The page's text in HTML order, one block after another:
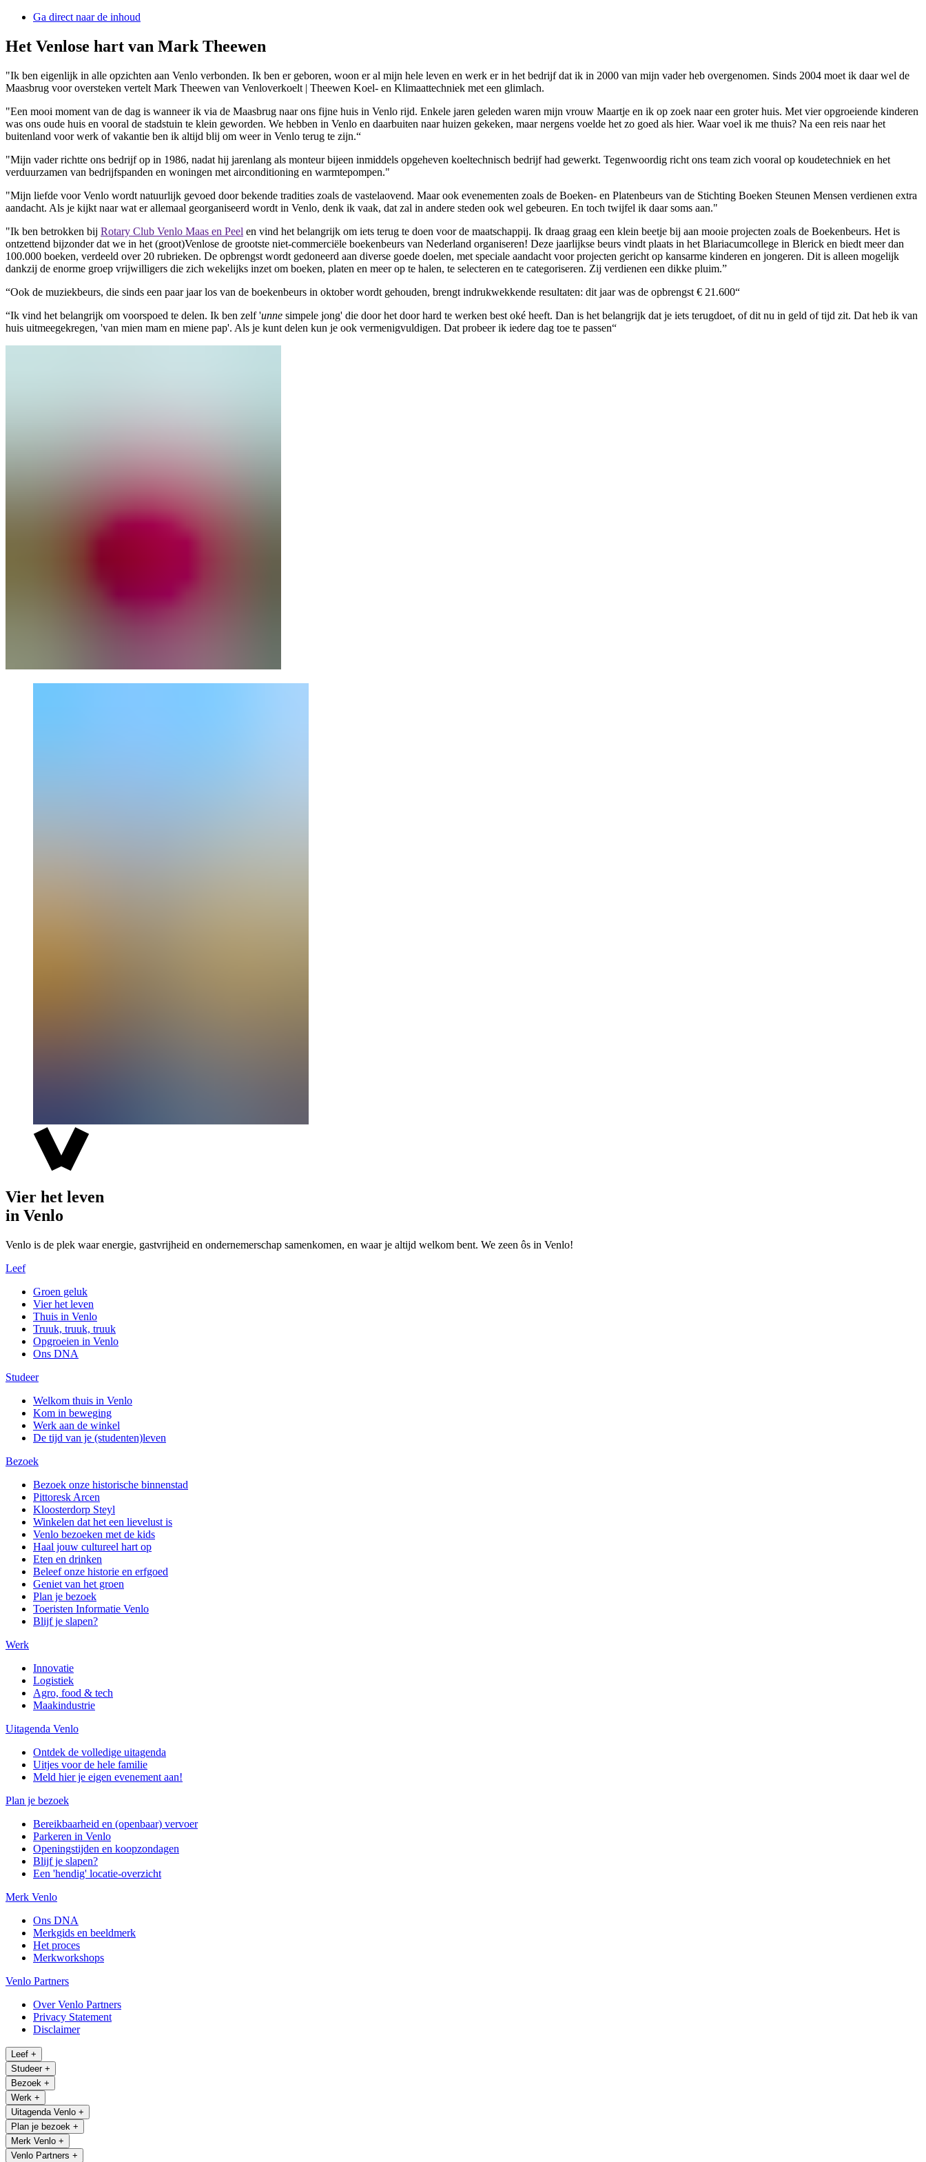
Ga direct naar de inhoud
Het Venlose hart van Mark Theewen
"Ik ben eigenlijk in alle opzichten aan Venlo verbonden. Ik ben er geboren, woon er al mijn hele leven en werk er in het bedrijf dat ik in 2000 van mijn vader heb overgenomen. Sinds 2004 moet ik daar wel de
Maasbrug voor oversteken vertelt Mark Theewen van Venloverkoelt | Theewen Koel- en Klimaattechniek met een glimlach.
"Een mooi moment van de dag is wanneer ik via de Maasbrug naar ons fijne huis in Venlo rijd. Enkele jaren geleden waren mijn vrouw Maartje en ik op zoek naar een groter huis. Met vier opgroeiende kinderen
was ons oude huis en vooral de stadstuin te klein geworden. We hebben in Venlo en daarbuiten naar huizen gekeken, maar nergens voelde het zo goed als hier. Waar voel ik me thuis? Na een reis naar het
buitenland voor werk of vakantie ben ik altijd blij om weer in Venlo terug te zijn.“
"Mijn vader richtte ons bedrijf op in 1986, nadat hij jarenlang als monteur bijeen inmiddels opgeheven koeltechnisch bedrijf had gewerkt. Tegenwoordig richt ons team zich vooral op koudetechniek en het
verduurzamen van bedrijfspanden en woningen met airconditioning en warmtepompen."
"Mijn liefde voor Venlo wordt natuurlijk gevoed door bekende tradities zoals de vastelaovend. Maar ook evenementen zoals de Boeken- en Platenbeurs van de Stichting Boeken Steunen Mensen verdienen extra
aandacht. Als je kijkt naar wat er allemaal georganiseerd wordt in Venlo, denk ik vaak, dat zal in andere steden ook wel gebeuren. En toch twijfel ik daar soms aan."
"Ik ben betrokken bij Rotary Club Venlo Maas en Peel en vind het belangrijk om iets terug te doen voor de maatschappij. Ik draag graag een klein beetje bij aan mooie projecten zoals de Boekenbeurs. Het is
ontzettend bijzonder dat we in het (groot)Venlose de grootste niet-commerciële boekenbeurs van Nederland organiseren! Deze jaarlijkse beurs vindt plaats in het Blariacumcollege in Blerick en biedt meer dan
100.000 boeken, verdeeld over 20 rubrieken. De opbrengst wordt gedoneerd aan diverse goede doelen, met speciale aandacht voor projecten gericht op kansarme kinderen en jongeren. Dit is alleen mogelijk
dankzij de enorme groep vrijwilligers die zich wekelijks inzet om boeken, platen en meer op te halen, te selecteren en te categoriseren. Zij verdienen een dikke pluim.”
“Ook de muziekbeurs, die sinds een paar jaar los van de boekenbeurs in oktober wordt gehouden, brengt indrukwekkende resultaten: dit jaar was de opbrengst € 21.600“
“Ik vind het belangrijk om voorspoed te delen. Ik ben zelf 'unne simpele jong' die door het door hard te werken best oké heeft. Dan is het belangrijk dat je iets terugdoet, of dit nu in geld of tijd zit. Dat heb ik van
huis uitmeegekregen, 'van mien mam en miene pap'. Als je kunt delen kun je ook vermenigvuldigen. Dat probeer ik iedere dag toe te passen“
Vier het leven
in Venlo
Venlo is de plek waar energie, gastvrijheid en ondernemerschap samenkomen, en waar je altijd welkom bent. We zeen ôs in Venlo!
Leef
Groen geluk
Vier het leven
Thuis in Venlo
Truuk, truuk, truuk
Opgroeien in Venlo
Ons DNA
Studeer
Welkom thuis in Venlo
Kom in beweging
Werk aan de winkel
De tijd van je (studenten)leven
Bezoek
Bezoek onze historische binnenstad
Pittoresk Arcen
Kloosterdorp Steyl
Winkelen dat het een lievelust is
Venlo bezoeken met de kids
Haal jouw cultureel hart op
Eten en drinken
Beleef onze historie en erfgoed
Geniet van het groen
Plan je bezoek
Toeristen Informatie Venlo
Blijf je slapen?
Werk
Innovatie
Logistiek
Agro, food & tech
Maakindustrie
Uitagenda Venlo
Ontdek de volledige uitagenda
Uitjes voor de hele familie
Meld hier je eigen evenement aan!
Plan je bezoek
Bereikbaarheid en (openbaar) vervoer
Parkeren in Venlo
Openingstijden en koopzondagen
Blijf je slapen?
Een 'hendig' locatie-overzicht
Merk Venlo
Ons DNA
Merkgids en beeldmerk
Het proces
Merkworkshops
Venlo Partners
Over Venlo Partners
Privacy Statement
Disclaimer
Leef +
Studeer +
Bezoek +
Werk +
Uitagenda Venlo +
Plan je bezoek +
Merk Venlo +
Venlo Partners +